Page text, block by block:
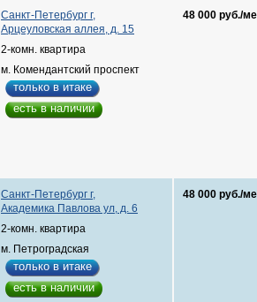
Санкт-Петербург г,
Арцеуловская аллея, д. 15
2-комн. квартира
м. Комендантский проспект
только в итаке
есть в наличии
48 000 руб./
Санкт-Петербург г,
Академика Павлова ул, д. 6
2-комн. квартира
м. Петроградская
только в итаке
есть в наличии
48 000 руб./